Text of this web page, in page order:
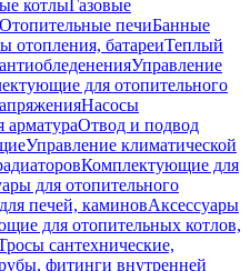
котлыГазовые
Отопительные печиБанные
отопления, батареиТеплый
Управление
для отопительного
Насосы
арматураОтвод и подвод
Управление климатической
Комплектующие для
для отопительного
печей, каминовАксессуары
для отопительных котлов,
сантехнические,
фитинги внутренней